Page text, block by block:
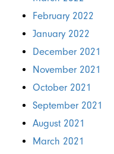
February 2022
January 2022
December 2021
November 2021
October 2021
September 2021
August 2021
March 2021